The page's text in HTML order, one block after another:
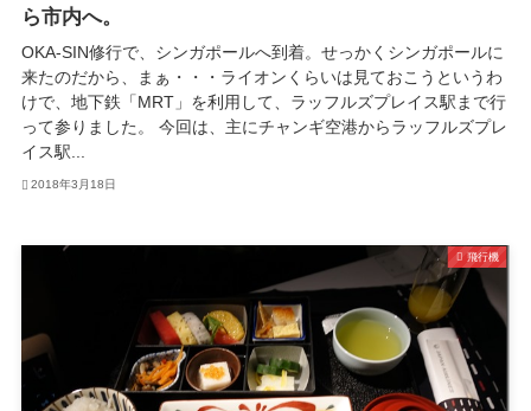
ら市内へ。
OKA-SIN修行で、シンガポールへ到着。せっかくシンガポールに
来たのだから、まぁ・・・ライオンくらいは見ておこうというわ
けで、地下鉄「MRT」を利用して、ラッフルズプレイス駅まで行
って参りました。 今回は、主にチャンギ空港からラッフルズプレ
イス駅...
2018年3月18日
飛行機